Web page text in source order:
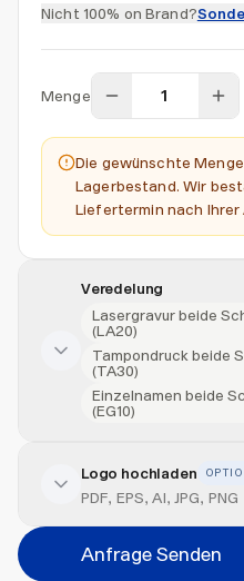
Nicht 100% on Brand?
Menge
Die gewünschte
Lagerbestand. Wir
Liefertermin nach Ihrer
Veredelung
Lasergravur beide
(LA20)
Tampondruck beide
(TA30)
Einzelnamen beide
(EG10)
Veredelung hinzufügen
Veredelungsart
Logo hochladen
PDF, EPS, AI, JPG, PNG
Anfrage Senden